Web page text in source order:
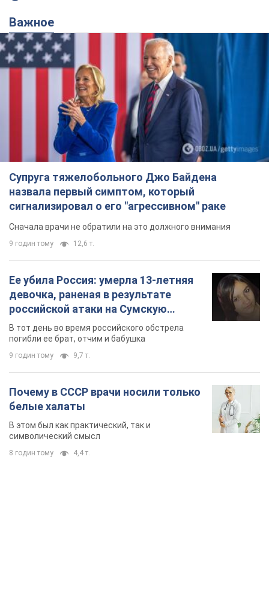
Важное
Супруга тяжелобольного Джо Байдена
назвала первый симптом, который
сигнализировал о его "агрессивном" раке
Сначала врачи не обратили на это должного внимания
9 годин тому 12,6 т.
Ее убила Россия: умерла 13-летняя
девочка, раненая в результате
российской атаки на Сумскую
область. Фото
В тот день во время российского обстрела
погибли ее брат, отчим и бабушка
9 годин тому 9,7 т.
Почему в СССР врачи носили только
белые халаты
В этом был как практический, так и
символический смысл
8 годин тому 4,4 т.